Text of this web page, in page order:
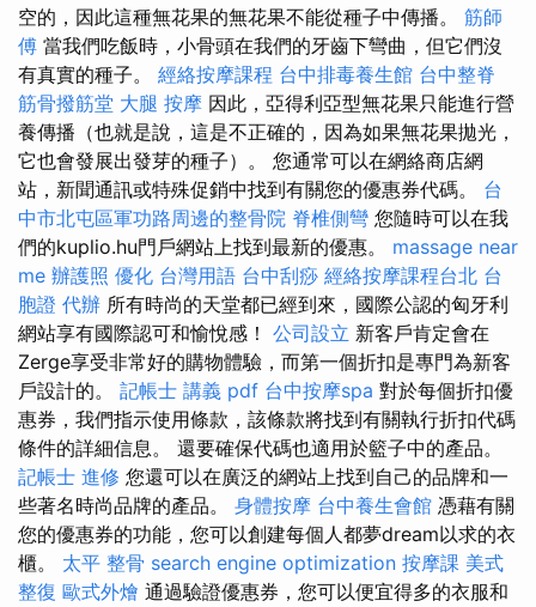
空的，因此這種無花果的無花果不能從種子中傳播。 筋師
傅 當我們吃飯時，小骨頭在我們的牙齒下彎曲，但它們沒
有真實的種子。 經絡按摩課程 台中排毒養生館 台中整脊
筋骨撥筋堂 大腿 按摩 因此，亞得利亞型無花果只能進行營
養傳播（也就是說，這是不正確的，因為如果無花果拋光，
它也會發展出發芽的種子）。 您通常可以在網絡商店網
站，新聞通訊或特殊促銷中找到有關您的優惠券代碼。 台
中市北屯區軍功路周邊的整骨院 脊椎側彎 您隨時可以在我
們的kuplio.hu門戶網站上找到最新的優惠。 massage near
me 辦護照 優化 台灣用語 台中刮痧 經絡按摩課程台北 台
胞證 代辦 所有時尚的天堂都已經到來，國際公認的匈牙利
網站享有國際認可和愉悅感！ 公司設立 新客戶肯定會在
Zerge享受非常好的購物體驗，而第一個折扣是專門為新客
戶設計的。 記帳士 講義 pdf 台中按摩spa 對於每個折扣優
惠券，我們指示使用條款，該條款將找到有關執行折扣代碼
條件的詳細信息。 還要確保代碼也適用於籃子中的產品。
記帳士 進修 您還可以在廣泛的網站上找到自己的品牌和一
些著名時尚品牌的產品。 身體按摩 台中養生會館 憑藉有關
您的優惠券的功能，您可以創建每個人都夢dream以求的衣
櫃。 太平 整骨 search engine optimization 按摩課 美式
整復 歐式外燴 通過驗證優惠券，您可以便宜得多的衣服和